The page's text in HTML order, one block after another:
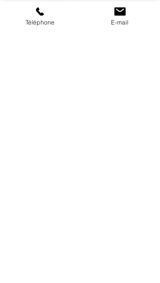
Téléphone E-mail